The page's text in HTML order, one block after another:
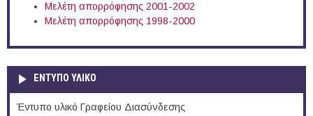
Μελέτη απορρόφησης 2001-2002
Μελέτη απορρόφησης 1998-2000
ΕΝΤΥΠΟ ΥΛΙΚΟ
Έντυπο υλικό Γραφείου Διασύνδεσης